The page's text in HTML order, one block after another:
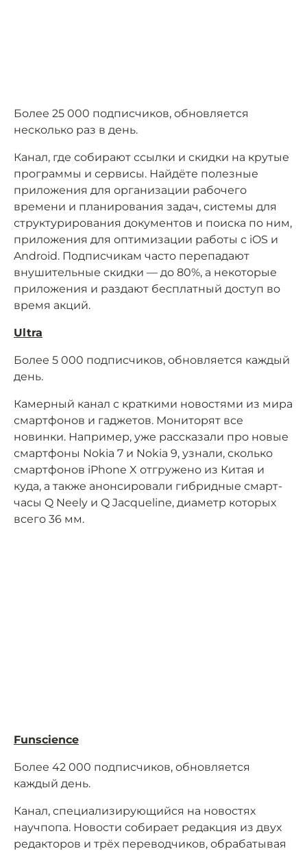
Более 25 000 подписчиков, обновляется
несколько раз в день.
Канал, где собирают ссылки и скидки на крутые
программы и сервисы. Найдёте полезные
приложения для организации рабочего
времени и планирования задач, системы для
структурирования документов и поиска по ним,
приложения для оптимизации работы с iOS и
Android. Подписчикам часто перепадают
внушительные скидки — до 80%, а некоторые
приложения и раздают бесплатный доступ во
время акций.
Ultra
Более 5 000 подписчиков, обновляется каждый
день.
Камерный канал с краткими новостями из мира
смартфонов и гаджетов. Мониторят все
новинки. Например, уже рассказали про новые
смартфоны Nokia 7 и Nokia 9, узнали, сколько
смартфонов iPhone X отгружено из Китая и
куда, а также анонсировали гибридные смарт-
часы Q Neely и Q Jacqueline, диаметр которых
всего 36 мм.
Funscience
Более 42 000 подписчиков, обновляется
каждый день.
Канал, специализирующийся на новостях
научпопа. Новости собирает редакция из двух
редакторов и трёх переводчиков, обрабатывая